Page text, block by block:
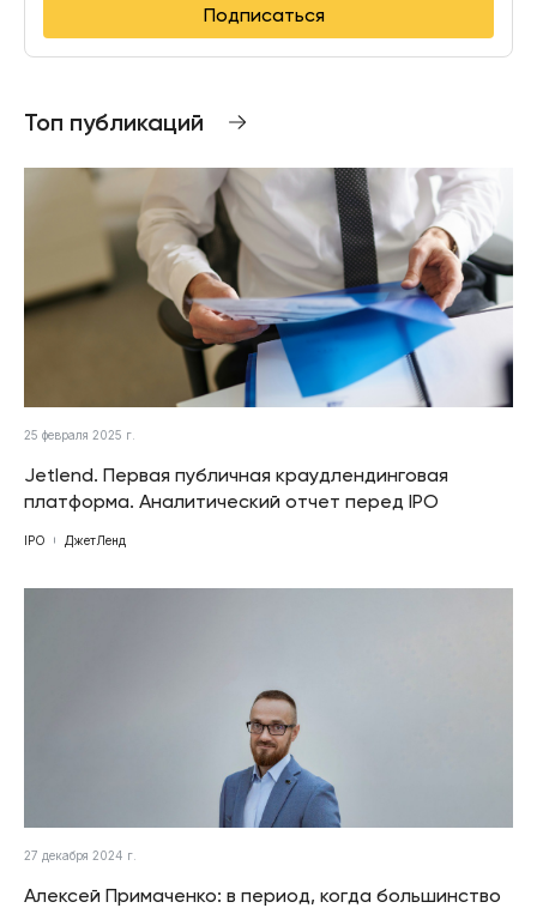
Подписаться
Топ публикаций
25 февраля 2025 г.
Jetlend. Первая публичная краудлендинговая
платформа. Аналитический отчет перед IPO
IPO ДжетЛенд
27 декабря 2024 г.
Алексей Примаченко: в период, когда большинство